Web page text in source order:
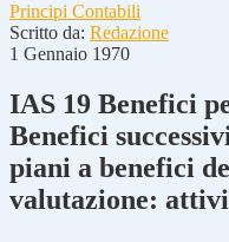
Principi Contabili
Scritto da: Redazione
1 Gennaio 1970
IAS 19 Benefici
Benefici
piani a benefici
valutazione: